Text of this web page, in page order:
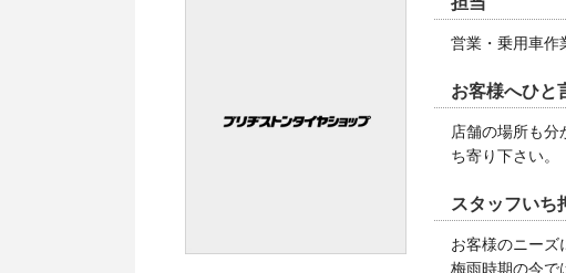
営業・乗用車作
お客様へひと
店舗の場所も分
ち寄り下さい。
スタッフいち
お客様のニーズ
梅雨時期の今で